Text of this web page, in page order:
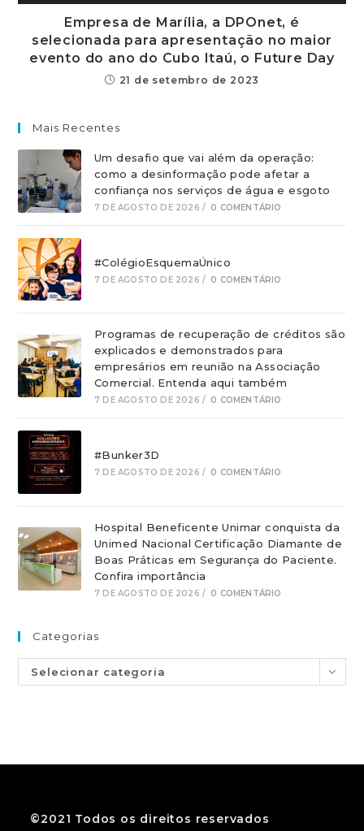
Empresa de Marília, a DPOnet, é
selecionada para apresentação no maior
evento do ano do Cubo Itaú, o Future Day
21 de setembro de 2023
Mais Recentes
Um desafio que vai além da operação:
como a desinformação pode afetar a
confiança nos serviços de água e esgoto
7 DE AGOSTO DE 2026 / 0 COMENTÁRIO
#ColégioEsquemaÚnico
7 DE AGOSTO DE 2026 / 0 COMENTÁRIO
Programas de recuperação de créditos são
explicados e demonstrados para
empresários em reunião na Associação
Comercial. Entenda aqui também
7 DE AGOSTO DE 2026 / 0 COMENTÁRIO
#Bunker3D
7 DE AGOSTO DE 2026 / 0 COMENTÁRIO
Hospital Beneficente Unimar conquista da
Unimed Nacional Certificação Diamante de
Boas Práticas em Segurança do Paciente.
Confira importância
7 DE AGOSTO DE 2026 / 0 COMENTÁRIO
Categorias
Selecionar categoria
©2021 Todos os direitos reservados